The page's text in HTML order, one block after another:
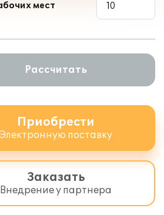
мест
Рассчитать
Приобрести
Электронную поставку
Заказать
Внедрение у партнера